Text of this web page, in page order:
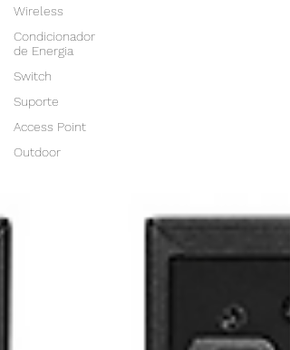
Wireless
Condicionador
de Energia
Switch
Suporte
Access Point
Outdoor